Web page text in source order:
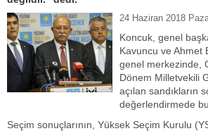
24 Haziran 2018
Koncuk, genel
Kavuncu ve Ahmet
genel merkezinde,
Dönem Milletvekili
açılan sandıkların
değerlendirmede
Seçim sonuçlarının, Yüksek Seçim Kurulu